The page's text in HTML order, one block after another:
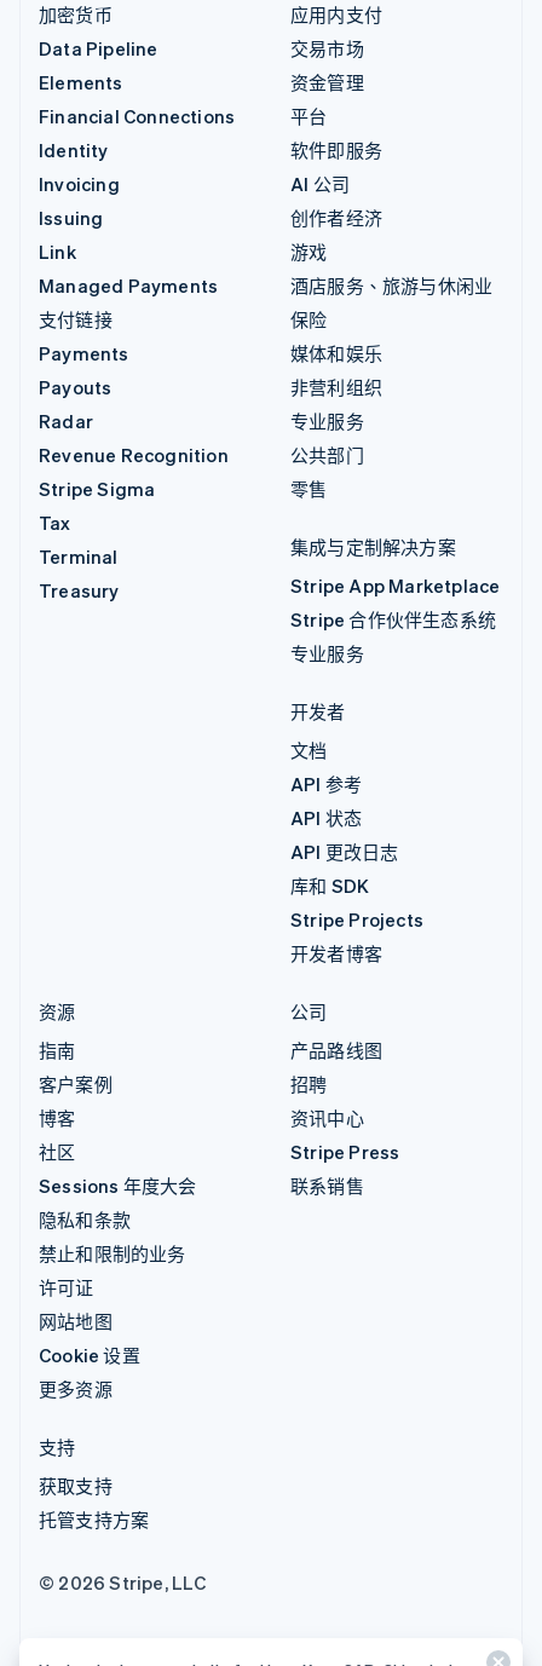
加密货币
Data Pipeline
Elements
Financial Connections
Identity
Invoicing
Issuing
Link
Managed Payments
支付链接
Payments
Payouts
Radar
Revenue Recognition
Stripe Sigma
Tax
Terminal
Treasury
应用内支付
交易市场
资金管理
平台
软件即服务
AI 公司
创作者经济
游戏
酒店服务、旅游与休闲业
保险
媒体和娱乐
非营利组织
专业服务
公共部门
零售
集成与定制解决方案
Stripe App Marketplace
Stripe 合作伙伴生态系统
专业服务
开发者
文档
API 参考
API 状态
API 更改日志
库和 SDK
Stripe Projects
开发者博客
资源
指南
客户案例
博客
社区
Sessions 年度大会
隐私和条款
禁止和限制的业务
许可证
网站地图
Cookie 设置
更多资源
公司
产品路线图
招聘
资讯中心
Stripe Press
联系销售
支持
获取支持
托管支持方案
© 2026 Stripe, LLC